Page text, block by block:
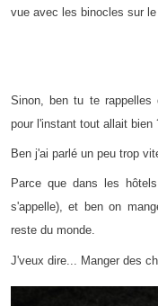
vue avec les binocles sur le
Sinon, ben tu te rappelles
pour l'instant tout allait bien
Ben j'ai parlé un peu trop
Parce que dans les
s'appelle), et ben on
reste du monde.
J'veux dire... Manger des